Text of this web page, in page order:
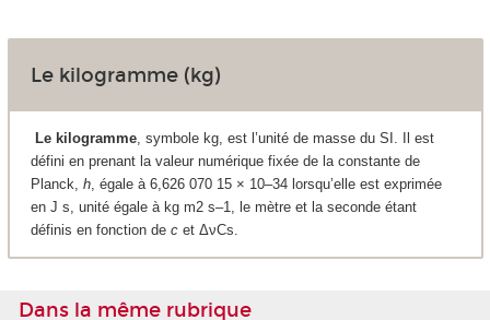
Le kilogramme (kg)
Le kilogramme, symbole kg, est l’unité de masse du SI. Il est
défini en prenant la valeur numérique fixée de la constante de
Planck, h, égale à 6,626 070 15 × 10–34lorsqu’elle est exprimée
en J s, unité égale à kg m2s–1, le mètre et la seconde étant
définis en fonction de cet ΔνCs.
Dans la même rubrique